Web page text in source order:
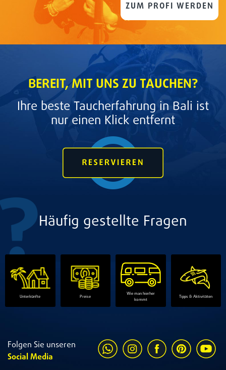
ZUM PROFI WERDEN
BEREIT, MIT UNS ZU TAUCHEN?
Ihre beste Taucherfahrung in Bali ist
nur einen Klick entfernt
Häufig gestellte Fragen
Unterkünfte Preise
Wie man hierher
kommt
Tipps & Aktivitäten
Folgen Sie unseren
Social Media